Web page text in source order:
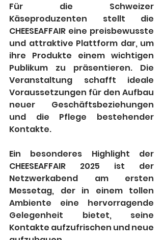
Für die Schweizer
Käseproduzenten stellt die
CHEESEAFFAIR eine preisbewusste
und attraktive Plattform dar, um
ihre Produkte einem wichtigen
Publikum zu präsentieren. Die
Veranstaltung schafft ideale
Voraussetzungen für den Aufbau
neuer Geschäftsbeziehungen
und die Pflege bestehender
Kontakte.
Ein besonderes Highlight der
CHEESEAFFAIR 2025 ist der
Netzwerkabend am ersten
Messetag, der in einem tollen
Ambiente eine hervorragende
Gelegenheit bietet, seine
Kontakte aufzufrischen und neue